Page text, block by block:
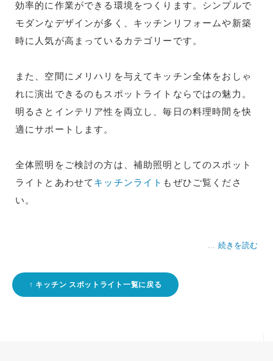
効率的に作業ができる環境をつくります。シンプルで
モダンなデザインが多く、キッチンリフォームや新築
時に人気が高まっているカテゴリーです。
また、空間にメリハリを与えてキッチン全体をおしゃ
れに演出できるのもスポットライトならではの魅力。
明るさとインテリア性を両立し、毎日の料理時間を快
適にサポートします。
全体照明をご検討の方は、補助照明としてのスポット
ライトとあわせて キッチンライト もぜひご覧くださ
い。
続きを読む
キッチン スポットライト一覧に戻る